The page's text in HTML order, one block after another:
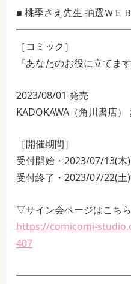
■ 桃季さえ先生 抽選ＷＥ
［コミック］
『あなたのお役に立てま
2023/08/01 発売
KADOKAWA（角川書店
［開催期間］
受付開始・2023/07/13(木
受付終了・2023/07/22(土
▽サイン会ページはこちら
https://comicomi-
407